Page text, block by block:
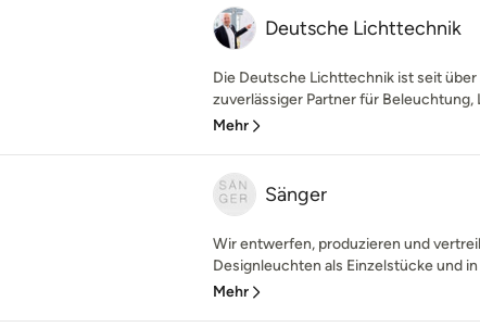
Deutsche Lichttechnik
Die Deutsche Lichttechnik ist seit
zuverlässiger Partner für Beleuchtung,
Mehr
Sänger
Wir entwerfen, produzieren und
Designleuchten als Einzelstücke und
Mehr